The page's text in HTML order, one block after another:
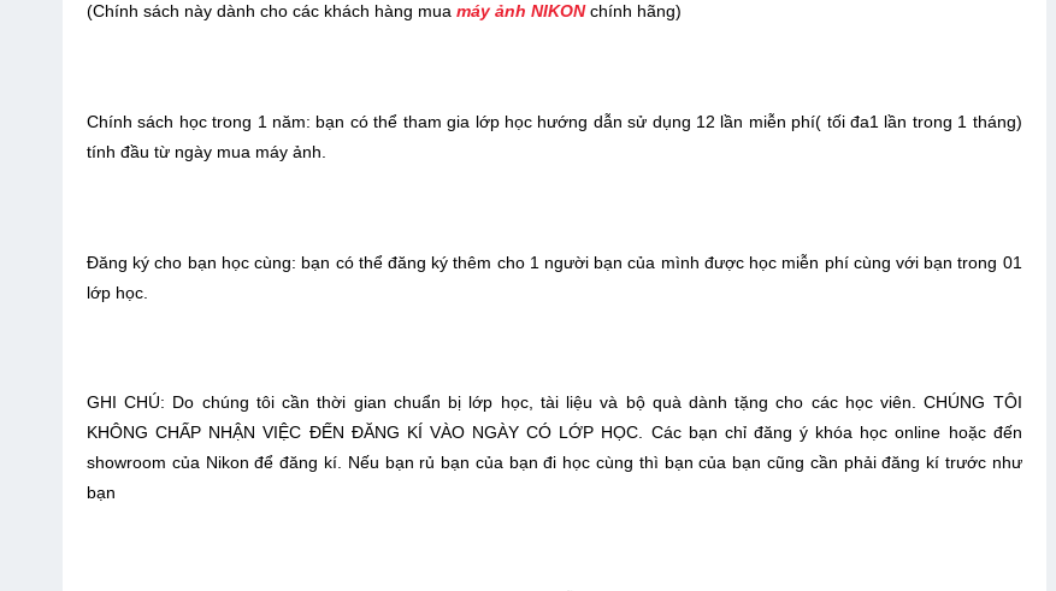
(Chính sách này dành cho các khách hàng mua máy ảnh NIKONchính hãng)
Chính sách học trong 1 năm: bạn có thể tham gia lớp học hướng dẫn sử dụng 12 lần miễn phí( tối đa1 lần trong 1 tháng)
tính đầu từ ngày mua máy ảnh.
Đăng ký cho bạn học cùng: bạn có thể đăng ký thêm cho 1 người bạn của mình được học miễn phí cùng với bạn trong 01
lớp học.
GHI CHÚ: Do chúng tôi cần thời gian chuẩn bị lớp học, tài liệu và bộ quà dành tặng cho các học viên. CHÚNG TÔI
KHÔNG CHẤP NHẬN VIỆC ĐẾN ĐĂNG KÍ VÀO NGÀY CÓ LỚP HỌC. Các bạn chỉ đăng ý khóa học online hoặc đến
showroom của Nikon để đăng kí. Nếu bạn rủ bạn của bạn đi học cùng thì bạn của bạn cũng cần phải đăng kí trước như
bạn